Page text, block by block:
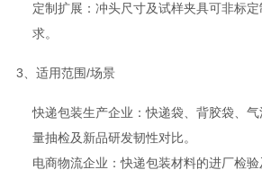
定制扩展：冲头尺寸及试样夹具可非标
求。
3、适用范围/场景
快递包装生产企业：快递袋、背胶袋、
量抽检及新品研发韧性对比。
电商物流企业：快递包装材料的进厂检验